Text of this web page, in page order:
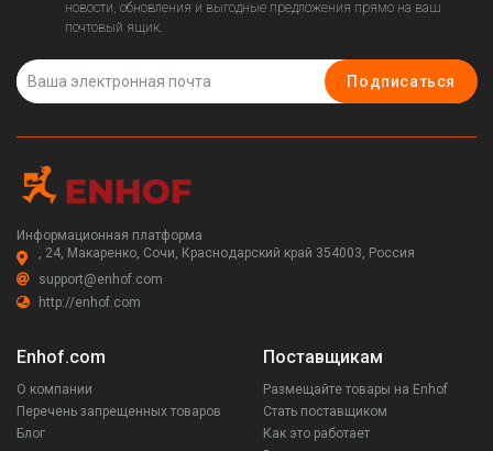
новости, обновления и выгодные предложения прямо на ваш
почтовый ящик.
Подписаться
Информационная платформа
, 24, Макаренко, Сочи, Краснодарский край 354003, Россия
support@enhof.com
http://enhof.com
Enhof.com
О компании
Перечень запрещенных товаров
Блог
Поставщикам
Размещайте товары на Enhof
Стать поставщиком
Как это работает